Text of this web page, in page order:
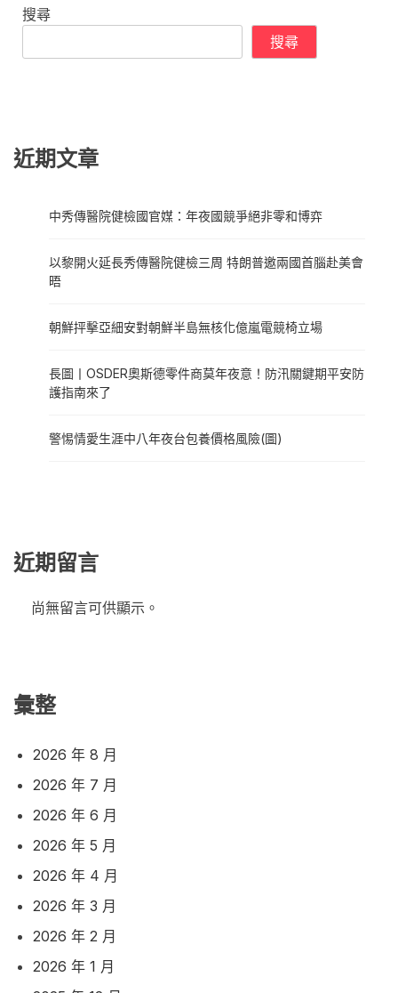
搜尋
搜尋
近期文章
中秀傳醫院健檢國官媒：年夜國競爭絕非零和博弈
以黎開火延長秀傳醫院健檢三周 特朗普邀兩國首腦赴美會
晤
朝鮮抨擊亞細安對朝鮮半島無核化億嵐電競椅立場
長圖丨OSDER奧斯德零件商莫年夜意！防汛關鍵期平安防
護指南來了
警惕情愛生涯中八年夜台包養價格風險(圖)
近期留言
尚無留言可供顯示。
彙整
2026 年 8 月
2026 年 7 月
2026 年 6 月
2026 年 5 月
2026 年 4 月
2026 年 3 月
2026 年 2 月
2026 年 1 月